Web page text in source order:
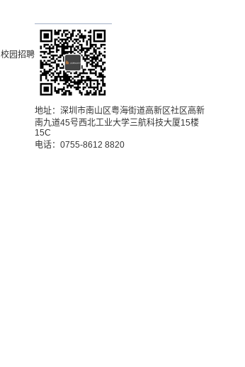
校园招聘
地址：深圳市南山区粤海街道高新区社区高新
南九道45号西北工业大学三航科技大厦15楼
15C
电话：0755-8612 8820